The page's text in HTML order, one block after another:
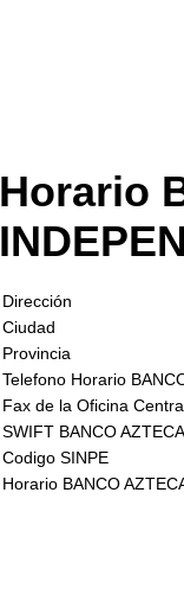
Horario
Dirección
Ciudad
Provincia
Telefono Horario
Fax de la Oficina
SWIFT BANCO
Codigo SINPE
Horario BANCO